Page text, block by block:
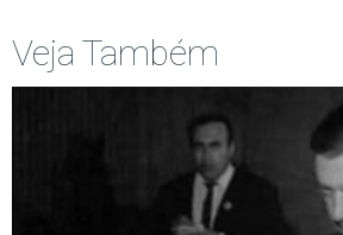
Veja Também